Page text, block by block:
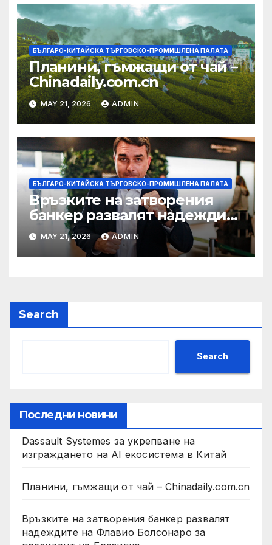
БЪЛГАРО-КИТАЙСКА ТЪРГОВСКО-ПРОМИШЛЕНА ПАЛАТА
Планини, гъмжащи от чай –
Chinadaily.com.cn
MAY 21, 2026 ADMIN
БЪЛГАРО-КИТАЙСКА ТЪРГОВСКО-ПРОМИШЛЕНА ПАЛАТА
Връзките на затворения
банкер развалят надеждите
на Флавио Болсонаро за
президент на Бразилия
MAY 21, 2026 ADMIN
Search
Search
Последни новини
Dassault Systemes за укрепване на
изграждането на AI екосистема в Китай
Планини, гъмжащи от чай – Chinadaily.com.cn
Връзките на затворения банкер развалят
надеждите на Флавио Болсонаро за